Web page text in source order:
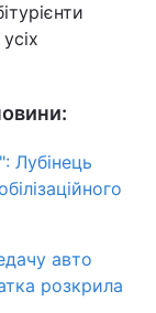
Лубінець
авто
розкрила